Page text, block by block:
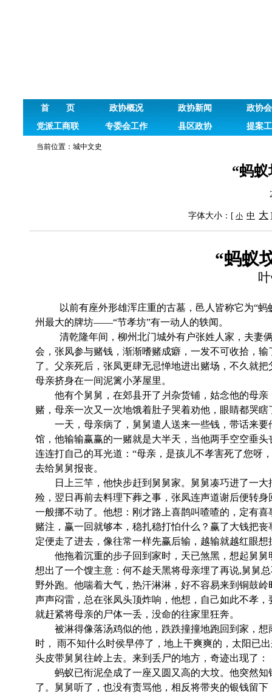
首 页 政协概况 政协新闻
政协
党派工商联
专委会工作 县区政协 提案
当前位置： 城中文史
“蚂
字体大小：[ 小 中 大
“蚂蚁
以前有座外形雄浑庄重的古墓，邑人皆称它为“
州最大的牌坊——“节孝坊”有一动人的轶闻。
清乾隆年间，柳州北门城外有户张姓人家，夫妻
会，张凤参与赌钱，渐渐嗜赌成癖，一发不可收拾，
了。父亲死后，张凤更肆无忌惮地进出赌场，不久就
母亲挤身在一间泥篱小茅屋里。
他有个舅舅，在郊县开了爿杂货铺，姑念他的母
赌，母亲一次又一次地饿着肚子哭着劝他，眼睛都哭
一天，母亲病了，舅舅遣人送来一些钱，带话来
馆，他输输赢赢的一赌就是大半天，当他两手空空垂
连连打自己的耳光道：“母亲，是孩儿不孝害死了您呀
去给舅舅报丧。
日上三竿，他快步赶到舅舅家。舅舅凑巧进了一
殓，翌日再前去料理下葬之事，张凤连声道谢后便转
一般挪不动了。他想：刚才路上喜鹊叫喳喳的，定有
赌注，赢一回就够本，稳扎稳打怕什么？赢了大钱把
定便走了进去，像往常一样先赢后输，越输就越红眼
他拖着沉重的步子回到家时，天已煞黑，想起舅
想出了一个馊主意：何不趁天黑将母亲埋了再说,舅舅
野外跑。他喘着大气，热汗淋淋，好不容易来到铜鼓
声声闷雷，总在张凤头顶炸响，他想，自己如此不孝
就赶紧将母亲的尸体一丢，没命的往家里狂奔。
被淋得像落汤鸡似的他，跌跌撞撞地跑回到家，
时， 雨不知什么时侯早停了，地上干爽爽的，太阳已
头皮带舅舅往岭上去。来到丢尸的地方，奇迹出现了：
蚂蚁已衔泥垒成了一座又圆又高的大坟。他突然
了。舅舅听了，也没有责骂他，相反将带夹的银钱留